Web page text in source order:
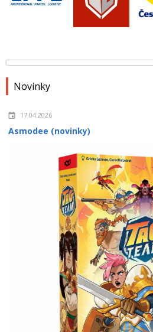
Novinky
17.04.2026
Asmodee (novinky)